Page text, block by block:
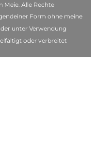
Meie. Alle Rechte
Form ohne meine
unter Verwendung
oder verbreitet